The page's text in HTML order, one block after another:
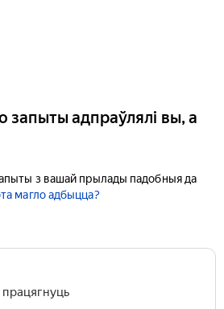
запыты адпраўлялі вы, а
з вашай прылады падобныя да
магло адбыцца?
працягнуць